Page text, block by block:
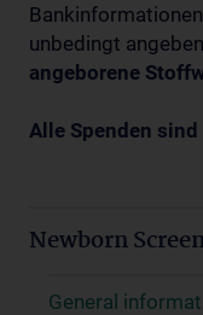
unbedingt
angeborene
Alle Spenden
Newborn
General